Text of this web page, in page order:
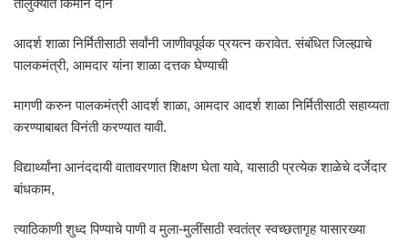
तालुक्यात किमान दोन
आदर्श शाळा निर्मितीसाठी सर्वांनी जाणीवपूर्वक प्रयत्न करावेत. संबंधित जिल्ह्याचे
पालकमंत्री, आमदार यांना शाळा दत्तक घेण्याची
मागणी करुन पालकमंत्री आदर्श शाळा, आमदार आदर्श शाळा निर्मितीसाठी सहाय्यता
करण्याबाबत विनंती करण्यात यावी.
विद्यार्थ्यांना आनंददायी वातावरणात शिक्षण घेता यावे, यासाठी प्रत्येक शाळेचे दर्जेदार
बांधकाम,
त्याठिकाणी शुध्द पिण्याचे पाणी व मुला-मुलींसाठी स्वतंत्र स्वच्छतागृह यासारख्या